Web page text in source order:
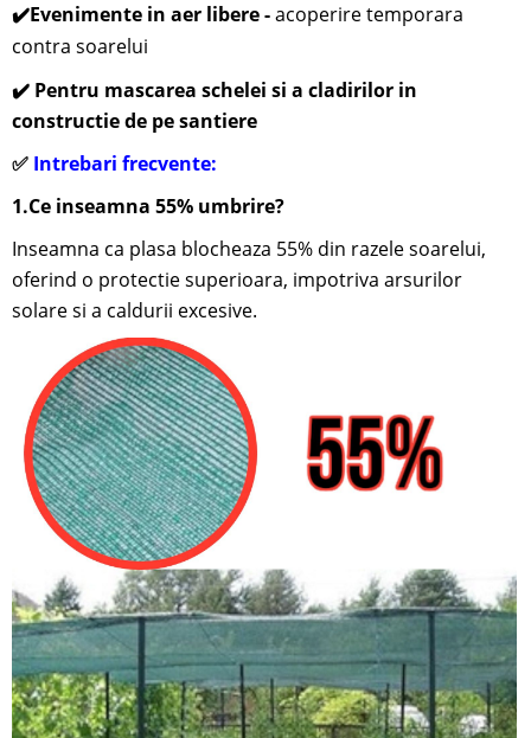
✔️Evenimente in aer libere -acoperire temporara
contra soarelui
✔️ Pentru mascarea schelei si a cladirilor in
constructie de pe santiere
✅ Intrebari frecvente:
1.Ce inseamna 55% umbrire?
Inseamna ca plasa blocheaza 55% din razele soarelui,
oferind o protectie superioara, impotriva arsurilor
solare si a caldurii excesive.